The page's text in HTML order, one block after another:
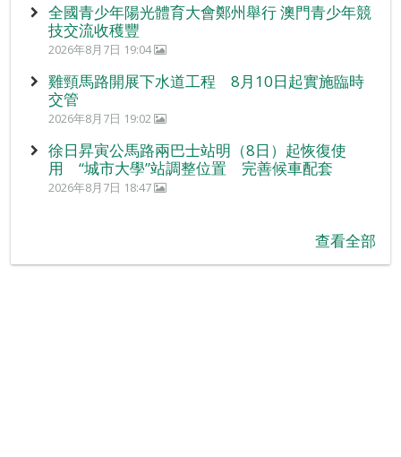
全國青少年陽光體育大會鄭州舉行 澳門青少年競
技交流收穫豐
2026年8月7日 19:04
雞頸馬路開展下水道工程 8月10日起實施臨時
交管
2026年8月7日 19:02
徐日昇寅公馬路兩巴士站明（8日）起恢復使
用 “城市大學”站調整位置 完善候車配套
2026年8月7日 18:47
查看全部